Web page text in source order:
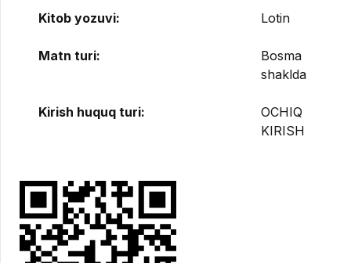
Kitob yozuvi: Lotin
Matn turi:
Bosma
shaklda
Kirish huquq turi:
OCHIQ
KIRISH